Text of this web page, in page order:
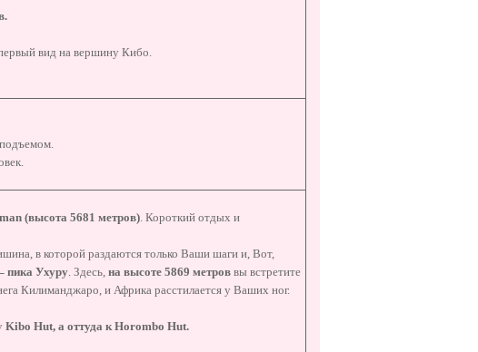
вид на вершину Кибо.
(высота 5681 метров). Короткий отдых и
в которой раздаются только Ваши шаги и, Вот,
пика Ухуру. Здесь, на высоте 5869 метров вы встретите
Килиманджаро, и Африка расстилается у Ваших ног.
Kibo Hut, а оттуда кHorombo Hut.